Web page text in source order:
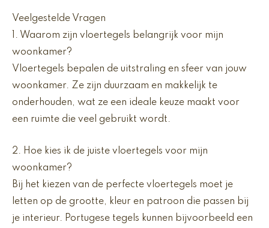
Veelgestelde Vragen
1. Waarom zijn vloertegels belangrijk voor mijn
woonkamer?
Vloertegels bepalen de uitstraling en sfeer van jouw
woonkamer. Ze zijn duurzaam en makkelijk te
onderhouden, wat ze een ideale keuze maakt voor
een ruimte die veel gebruikt wordt.
2. Hoe kies ik de juiste vloertegels voor mijn
woonkamer?
Bij het kiezen van de perfecte vloertegels moet je
letten op de grootte, kleur en patroon die passen bij
je interieur. Portugese tegels kunnen bijvoorbeeld een